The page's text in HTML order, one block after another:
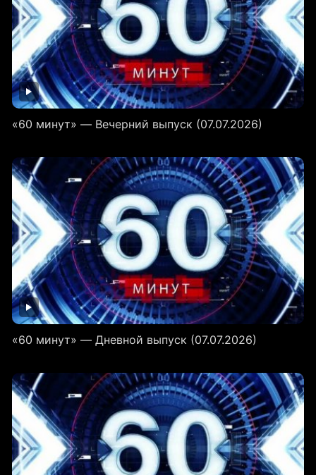
«60 минут» — Вечерний выпуск (07.07.2026)
«60 минут» — Дневной выпуск (07.07.2026)